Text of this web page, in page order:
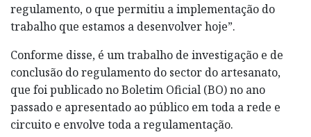
regulamento, o que permitiu a implementação do
trabalho que estamos a desenvolver hoje”.
Conforme disse, é um trabalho de investigação e de
conclusão do regulamento do sector do artesanato,
que foi publicado no Boletim Oficial (BO) no ano
passado e apresentado ao público em toda a rede e
circuito e envolve toda a regulamentação.